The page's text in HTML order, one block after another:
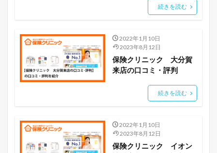
続きを読む
2022年1月10日
2023年8月12日
保険クリニック 大分賀
来店の口コミ・評判
続きを読む
2022年1月10日
2023年8月12日
保険クリニック イオン